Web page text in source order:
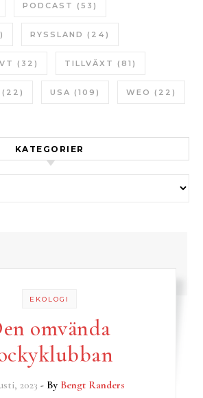
PODCAST (53)
RYSSLAND (24)
(32) TILLVÄXT (81)
(22) USA (109) WEO (22)
KATEGORIER
EKOLOGI
omvända
2023 - By Bengt Randers